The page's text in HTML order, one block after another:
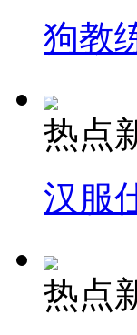
狗教
热点
汉服
热点